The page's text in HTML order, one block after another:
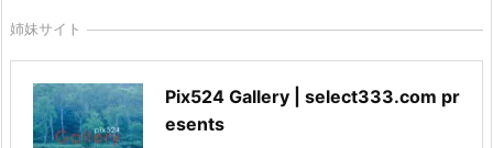
姉妹サイト
Pix524 Gallery | select333.com pr
esents